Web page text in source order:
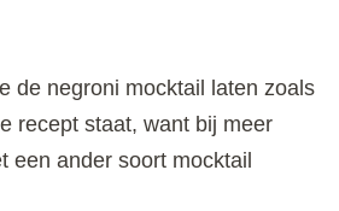
de negroni mocktail laten zoals
recept staat, want bij meer
een ander soort mocktail